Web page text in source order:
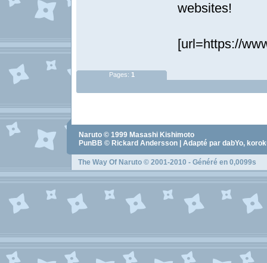
websites!
[url=https://
Pages: 1
Naruto © 1999 Masashi Kishimoto
PunBB © Rickard Andersson | Adapté par dabYo,
The Way Of Naruto © 2001-2010 - Généré en 0,0099s